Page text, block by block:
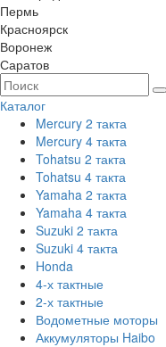
Пермь
Красноярск
Воронеж
Саратов
Каталог
Mercury 2 такта
Mercury 4 такта
Tohatsu 2 такта
Tohatsu 4 такта
Yamaha 2 такта
Yamaha 4 такта
Suzuki 2 такта
Suzuki 4 такта
Honda
4-х тактные
2-х тактные
Водометные моторы
Аккумуляторы Haibo